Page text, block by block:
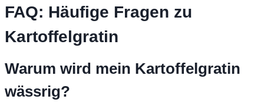
FAQ: Häufige Fragen zu
Kartoffelgratin
Warum wird mein Kartoffelgratin
wässrig?